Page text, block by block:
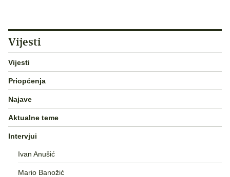
Vijesti
Vijesti
Priopćenja
Najave
Aktualne teme
Intervjui
Ivan Anušić
Mario Banožić